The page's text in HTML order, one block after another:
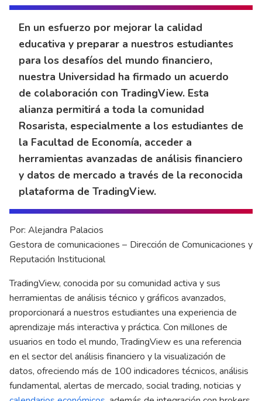
En un esfuerzo por mejorar la calidad
educativa y preparar a nuestros estudiantes
para los desafíos del mundo financiero,
nuestra Universidad ha firmado un acuerdo
de colaboración con TradingView. Esta
alianza permitirá a toda la comunidad
Rosarista, especialmente a los estudiantes de
la Facultad de Economía, acceder a
herramientas avanzadas de análisis financiero
y datos de mercado a través de la reconocida
plataforma de TradingView.
Por: Alejandra Palacios
Gestora de comunicaciones – Dirección de Comunicaciones y
Reputación Institucional
TradingView, conocida por su comunidad activa y sus
herramientas de análisis técnico y gráficos avanzados,
proporcionará a nuestros estudiantes una experiencia de
aprendizaje más interactiva y práctica. Con millones de
usuarios en todo el mundo, TradingView es una referencia
en el sector del análisis financiero y la visualización de
datos, ofreciendo más de 100 indicadores técnicos, análisis
fundamental, alertas de mercado, social trading, noticias y